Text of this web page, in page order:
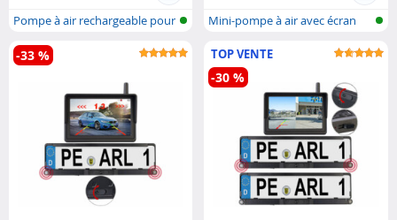
Pompe à air rechargeable pour
les p...
Mini-pompe à air avec écran
-33 % TOP VENTE
-30 %